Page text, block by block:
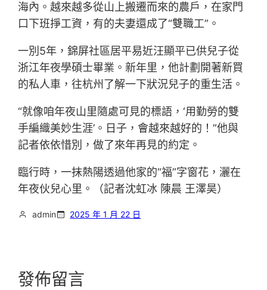
海內。越來越多從山上搬遷而來的農戶，在家門
口下班掙工資，有的夫妻還成了“雙職工”。
一別5年，錦屏社區居平易近汪顯平已供兒子從
浙江年夜學碩士畢業。新年里，他計劃開著新買
的私人車，往杭州了解一下狀況兒子的重生活。
“就像咱年夜山里隨處可見的標語，‘用勤勞的雙
手編織美妙生涯’。日子，會越來越好的！”他與
記者依依惜別，做了來年再見的約定。
臨行時，一抹熱陽透過他家的“福”字窗花，灑在
年夜伙兒心里。（記者沈虹冰 陳晨 王澤昊）
admin 2025 年 1 月 22 日
發佈留言